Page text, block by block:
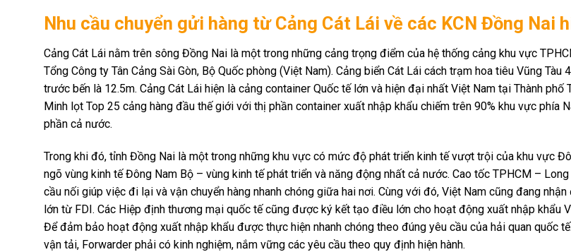
Nhu cầu chuyển gửi hàng từ Cảng Cát Lái về các KCN Đồng Nai
Cảng Cát Lái nằm trên sông Đồng Nai là một trong những cảng trọng điểm của hệ thống cảng khu vực
Tổng Công ty Tân Cảng Sài Gòn, Bộ Quốc phòng (Việt Nam). Cảng biển Cát Lái cách trạm hoa tiêu Vũng Tàu
trước bến là 12.5m. Cảng Cát Lái hiện là cảng container Quốc tế lớn và hiện đại nhất Việt Nam tại Thành phố
Minh lọt Top 25 cảng hàng đầu thế giới với thị phần container xuất nhập khẩu chiếm trên 90% khu vực phía
phần cả nước.
Trong khi đó, tỉnh Đồng Nai là một trong những khu vực có mức độ phát triển kinh tế vượt trội của khu vực
ngõ vùng kinh tế Đông Nam Bộ – vùng kinh tế phát triển và năng động nhất cả nước. Cao tốc TPHCM – Long
cầu nối giúp việc đi lại và vận chuyển hàng nhanh chóng giữa hai nơi. Cùng với đó, Việt Nam cũng đang
lớn từ FDI. Các Hiệp định thương mại quốc tế cũng được ký kết tạo điều lớn cho hoạt động xuất nhập khẩu
Để đảm bảo hoạt động xuất nhập khẩu được thực hiện nhanh chóng theo đúng yêu cầu của hải quan quốc
vận tải, Forwarder phải có kinh nghiệm, nắm vững các yêu cầu theo quy định hiện hành.